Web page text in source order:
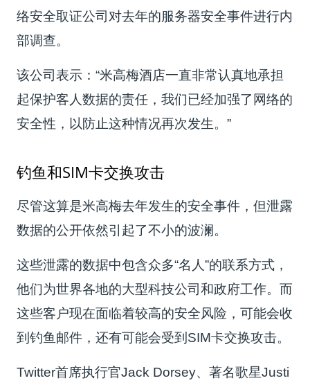
络安全取证公司对去年的服务器安全事件进行内
部调查。
该公司表示：“米高梅酒店一直非常认真地承担
起保护客人数据的责任，我们已经加强了网络的
安全性，以防止这种情况再次发生。”
钓鱼和SIM卡交换攻击
尽管这算是米高梅去年发生的安全事件，但泄露
数据的公开依然引起了不小的波澜。
这些泄露的数据中包含众多“名人”的联系方式，
他们为世界各地的大型科技公司和政府工作。而
这些客户现在面临着较高的安全风险，可能会收
到钓鱼邮件，还有可能会受到SIM卡交换攻击。
Twitter首席执行官Jack Dorsey、著名歌星Justi